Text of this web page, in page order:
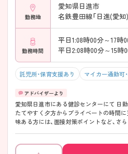
勤務地
愛知県日進市
名鉄豊田線「日進(愛知
勤務時間
平日1:08時00分～17時
平日2:08時00分～15時
託児所・保育支援あり マイカー通勤可
愛知県日進市にある健診センターにて 日勤帯勤務の求人のため、予定が
たてやすく夕方からプライベートの時間に充
味ある方には、面接対策ポイントなど、さ